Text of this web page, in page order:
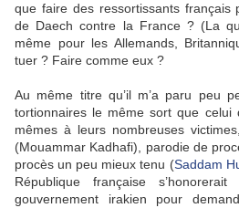
que faire des ressortissants français
de Daech contre la France ? (La
même pour les Allemands,
tuer ? Faire comme eux ?
Au même titre qu’il m’a paru peu
tortionnaires le même sort que celui
mêmes à leurs nombreuses
(Mouammar Kadhafi), parodie de
procès un peu mieux tenu (Saddam
République française
gouvernement irakien pour